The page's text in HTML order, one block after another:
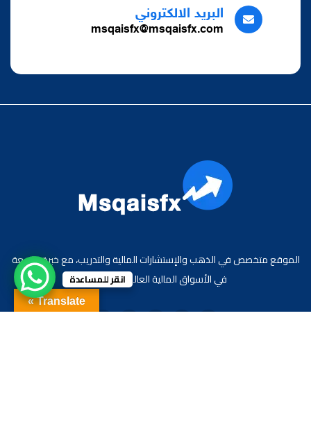
البريد الالكتروني
msqaisfx@msqaisfx.com
الموقع متخصص في الذهب والإستشارات المالية والتدريب، مع خبرة واسعة
في الأسواق المالية العالمية والعربية.
Translate »
انقر للمساعدة